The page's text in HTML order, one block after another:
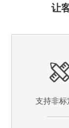
让
支持非标